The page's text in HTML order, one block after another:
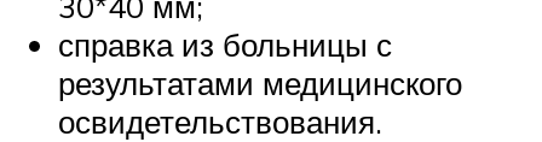
справка из больницы с
результатами медицинского
освидетельствования.